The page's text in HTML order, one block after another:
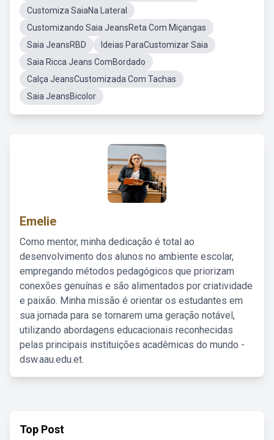
Customiza SaiaNa Lateral
Customizando Saia JeansReta Com Miçangas
Saia JeansRBD
Ideias ParaCustomizar Saia
Saia Ricca Jeans ComBordado
Calça JeansCustomizada Com Tachas
Saia JeansBicolor
Emelie
Como mentor, minha dedicação é total ao
desenvolvimento dos alunos no ambiente escolar,
empregando métodos pedagógicos que priorizam
conexões genuínas e são alimentados por criatividade
e paixão. Minha missão é orientar os estudantes em
sua jornada para se tornarem uma geração notável,
utilizando abordagens educacionais reconhecidas
pelas principais instituições acadêmicas do mundo -
dsw.aau.edu.et.
Top Post